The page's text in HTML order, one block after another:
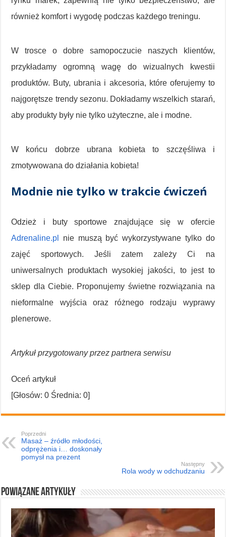
również komfort i wygodę podczas każdego treningu.
W trosce o dobre samopoczucie naszych klientów,
przykładamy ogromną wagę do wizualnych kwestii
produktów. Buty, ubrania i akcesoria, które oferujemy to
najgorętsze trendy sezonu. Dokładamy wszelkich starań,
aby produkty były nie tylko użyteczne, ale i modne.
W końcu dobrze ubrana kobieta to szczęśliwa i
zmotywowana do działania kobieta!
Modnie nie tylko w trakcie ćwiczeń
Odzież i buty sportowe znajdujące się w ofercie
Adrenaline.pl
nie muszą być wykorzystywane tylko do
zajęć sportowych. Jeśli zatem zależy Ci na
uniwersalnych produktach wysokiej jakości, to jest to
sklep dla Ciebie. Proponujemy świetne rozwiązania na
nieformalne wyjścia oraz różnego rodzaju wyprawy
plenerowe.
Artykuł przygotowany przez partnera serwisu
Oceń artykuł
[Głosów:0 Średnia:0]
Poprzedni
Masaż – źródło młodości,
odprężenia i… doskonały
pomysł na prezent
Następny
Rola wody w odchudzaniu
Powiązane artykuły